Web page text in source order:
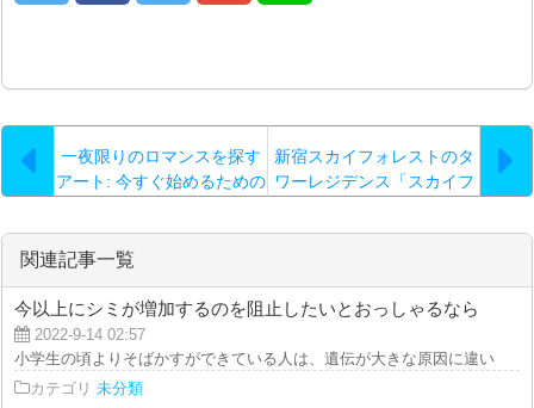
一夜限りのロマンスを探す
アート: 今すぐ始めるための
新宿スカイフォレストのタ
ワーレジデンス「スカイフ
いて紹介
関連記事一覧
今以上にシミが増加するのを阻止したいとおっしゃるなら
2022-9-14 02:57
小学生の頃よりそばかすができている人は、遺伝が大きな原因に違いあり
カテゴリ 未分類